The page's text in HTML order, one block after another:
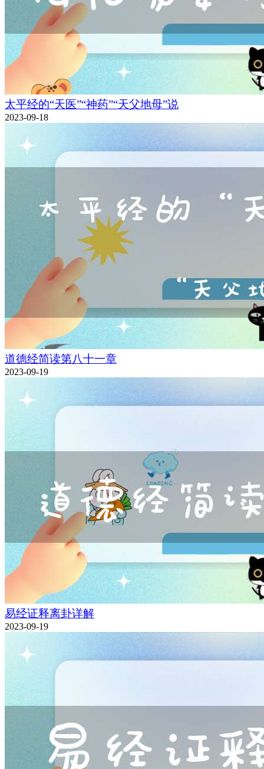
太平经的“天医”“神药”“天父地母”说
2023-09-18
道德经简读第八十一章
2023-09-19
易经证释离卦详解
2023-09-19